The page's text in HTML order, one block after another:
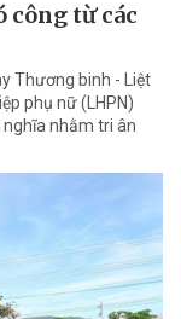
công từ các
Thương binh - Liệt
phụ nữ (LHPN)
nhằm tri ân